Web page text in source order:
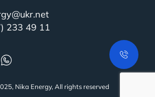
233 49 11
Nika Energy, All rights reserved